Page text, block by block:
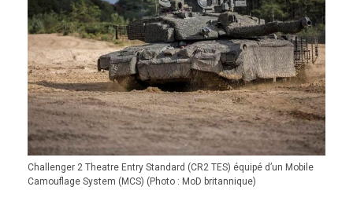
Challenger 2 Theatre Entry Standard (CR2 TES) équipé d’un Mobile
Camouflage System (MCS) (Photo : MoD britannique)